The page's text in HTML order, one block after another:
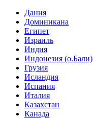
Дания
Доминикана
Египет
Израиль
Индия
Индонезия (о.Бали)
Грузия
Исландия
Испания
Италия
Казахстан
Канада